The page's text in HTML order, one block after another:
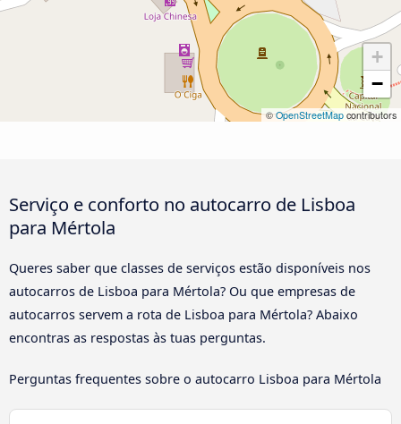
+
−
©OpenStreetMap contributors
Serviço e conforto no autocarro de Lisboa
para Mértola
Queres saber que classes de serviços estão disponíveis nos
autocarros de Lisboa para Mértola? Ou que empresas de
autocarros servem a rota de Lisboa para Mértola? Abaixo
encontras as respostas às tuas perguntas.
Perguntas frequentes sobre o autocarro Lisboa para Mértola